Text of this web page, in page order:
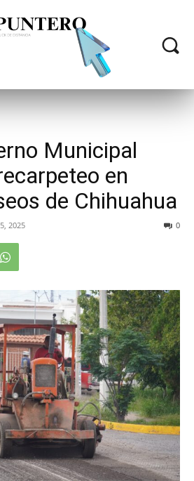
Municipal
en
de Chihuahua
2025 0